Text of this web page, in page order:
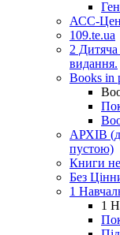
АСС-
109.te.ua
2 Дитяча
видання.
Books in
АРХІВ
пустою)
Книги
Без
1
1